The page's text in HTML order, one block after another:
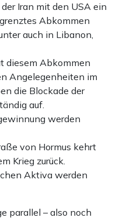
Iran mit den USA ein
Abkommen
auch in Libanon,
diesem Abkommen
Angelegenheiten im
die Blockade der
auf.
werden
von Hormus kehrt
Krieg zurück.
Aktiva werden
parallel – also noch